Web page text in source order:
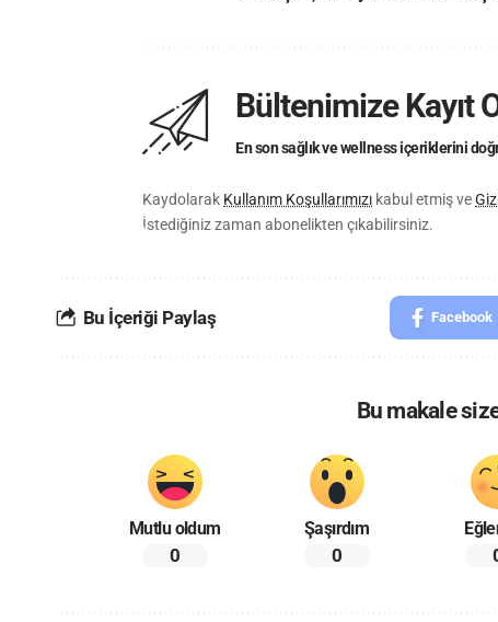
Bültenimize Kayıt
En son sağlık ve wellness içeriklerini
Kaydolarak Kullanım Koşullarımızı kabul etmiş ve
İstediğiniz zaman abonelikten çıkabilirsiniz.
Bu İçeriği Paylaş Facebook
Bu makale
Mutlu oldum
0
Şaşırdım
0